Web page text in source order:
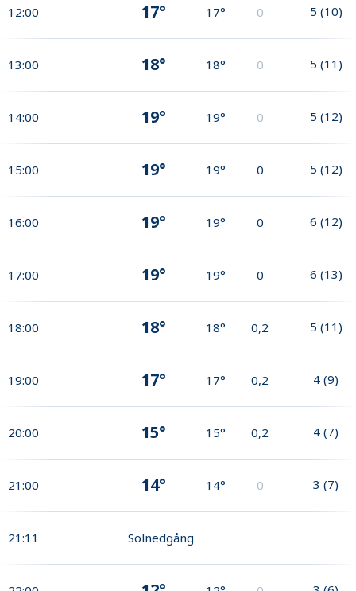
12:00 17° 17° 0 5 (10)
13:00 18° 18° 0 5 (11)
14:00 19° 19° 0 5 (12)
15:00 19° 19° 0 5 (12)
16:00 19° 19° 0 6 (12)
17:00 19° 19° 0 6 (13)
18:00 18° 18° 0,2 5 (11)
19:00 17° 17° 0,2 4 (9)
20:00 15° 15° 0,2 4 (7)
21:00 14° 14° 0 3 (7)
21:11 Solnedgång